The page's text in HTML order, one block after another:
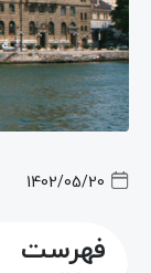
1402/05/20
فهرست